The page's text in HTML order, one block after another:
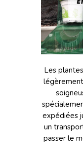
Les
expédiées
un
passer le